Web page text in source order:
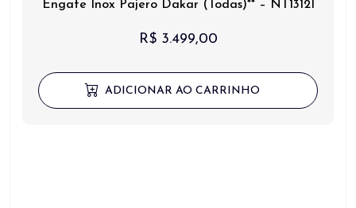
Engate Inox Pajero Dakar (Todas)** – NT1312I
R$3.499,00
ADICIONAR AO CARRINHO